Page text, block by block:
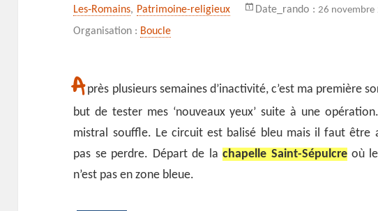
Les‑Romains, Patrimoine-religieux Date_rando : 26 novembre
Organisation : Boucle
A près plusieurs semaines d’inactivité, c’est ma première
but de tester mes ‘nouveaux yeux’ suite à une
mistral souffle. Le circuit est balisé bleu mais il faut être
pas se perdre. Départ de lachapelle Saint-Sépulcreoù le
n’est pas en zone bleue.